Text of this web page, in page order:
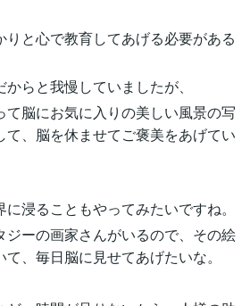
りと心で教育してあげる必要がある
らと我慢していましたが、
て脳にお気に入りの美しい風景の写
て、脳を休ませてご褒美をあげてい
浸ることもやってみたいですね。
ジーの画家さんがいるので、その絵
、毎日脳に見せてあげたいな。